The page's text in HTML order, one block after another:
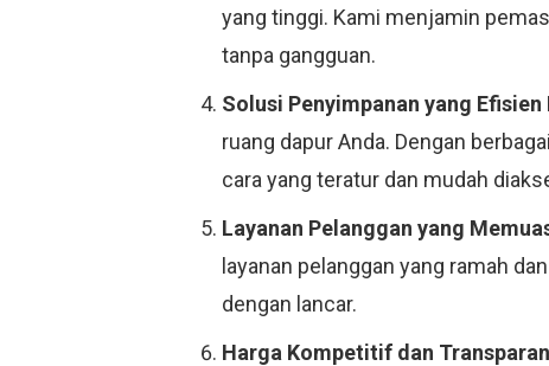
yang tinggi. Kami menjamin
tanpa gangguan.
Solusi Penyimpanan yang Efisien
ruang dapur Anda. Dengan
cara yang teratur dan mudah
Layanan Pelanggan yang
layanan pelanggan yang ramah
dengan lancar.
Harga Kompetitif dan Transparan